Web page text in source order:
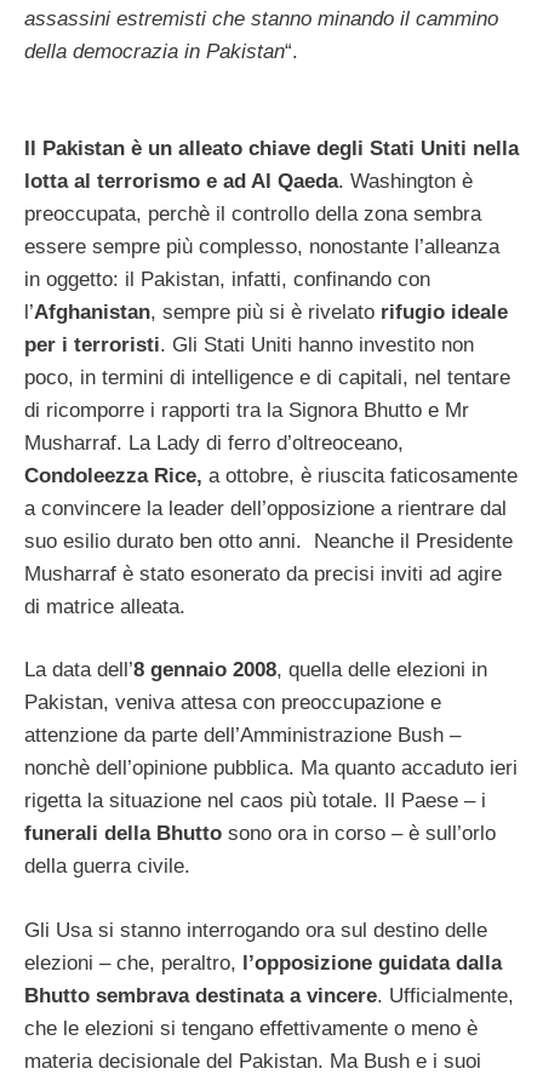
assassini estremisti che stanno minando il cammino
della democrazia in Pakistan“.
Il Pakistan è un alleato chiave degli Stati Uniti nella
lotta al terrorismo e ad Al Qaeda. Washington è
preoccupata, perchè il controllo della zona sembra
essere sempre più complesso, nonostante l’alleanza
in oggetto: il Pakistan, infatti, confinando con
l’Afghanistan, sempre più si è rivelato rifugio ideale
per i terroristi. Gli Stati Uniti hanno investito non
poco, in termini di intelligence e di capitali, nel tentare
di ricomporre i rapporti tra la Signora Bhutto e Mr
Musharraf. La Lady di ferro d’oltreoceano,
Condoleezza Rice, a ottobre, è riuscita faticosamente
a convincere la leader dell’opposizione a rientrare dal
suo esilio durato ben otto anni. Neanche il Presidente
Musharraf è stato esonerato da precisi inviti ad agire
di matrice alleata.
La data dell’8 gennaio 2008, quella delle elezioni in
Pakistan, veniva attesa con preoccupazione e
attenzione da parte dell’Amministrazione Bush –
nonchè dell’opinione pubblica. Ma quanto accaduto ieri
rigetta la situazione nel caos più totale. Il Paese – i
funerali della Bhutto sono ora in corso – è sull’orlo
della guerra civile.
Gli Usa si stanno interrogando ora sul destino delle
elezioni – che, peraltro, l’opposizione guidata dalla
Bhutto sembrava destinata a vincere. Ufficialmente,
che le elezioni si tengano effettivamente o meno è
materia decisionale del Pakistan. Ma Bush e i suoi